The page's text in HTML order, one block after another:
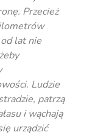
Przecież
od lat nie
Ludzie
patrzą
i wąchają
urządzić